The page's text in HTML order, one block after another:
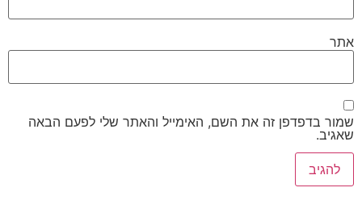
אתר
שמור בדפדפן זה את השם, האימייל והאתר שלי לפעם הבאה
שאגיב.